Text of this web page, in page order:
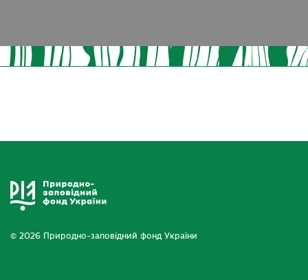
© 2026 Природно-заповідний фонд України